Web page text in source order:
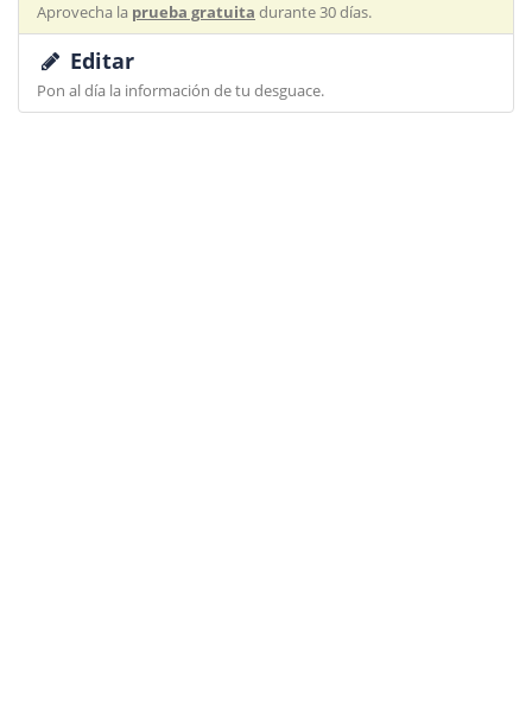
Aprovecha la prueba gratuita durante 30 días.
Editar
Pon al día la información de tu desguace.